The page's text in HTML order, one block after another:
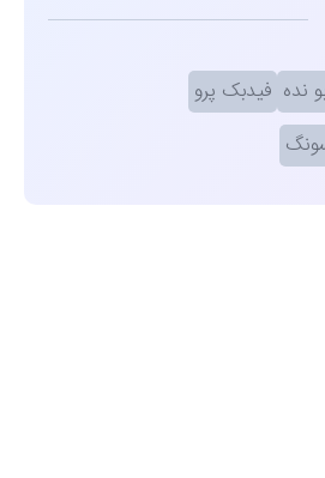
نده فیدبک پرو